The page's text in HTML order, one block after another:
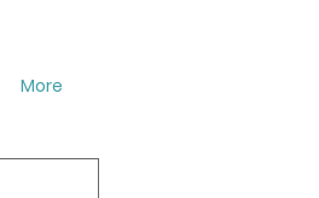
More